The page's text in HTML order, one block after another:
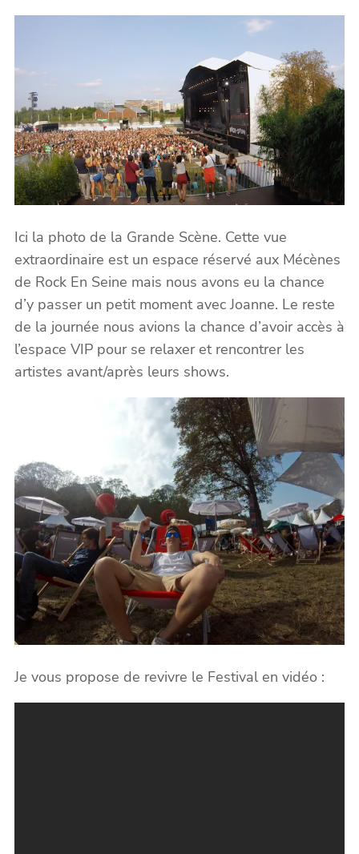
Ici la photo de la Grande Scène. Cette vue
extraordinaire est un espace réservé aux Mécènes
de Rock En Seine mais nous avons eu la chance
d’y passer un petit moment avec Joanne. Le reste
de la journée nous avions la chance d’avoir accès à
l’espace VIP pour se relaxer et rencontrer les
artistes avant/après leurs shows.
Je vous propose de revivre le Festival en vidéo :